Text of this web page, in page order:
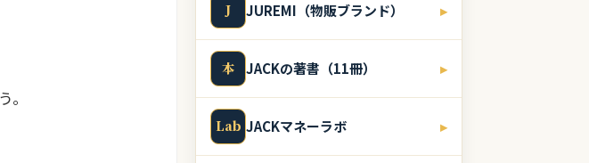
J JUREMI（物販ブランド） ▸
本 JACKの著書（11冊） ▸
Lab JACKマネーラボ ▸